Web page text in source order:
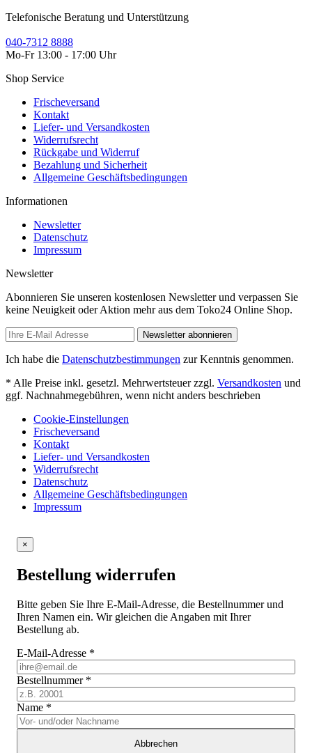
Telefonische Beratung und Unterstützung
040-7312 8888
Mo-Fr 13:00 - 17:00 Uhr
Shop Service
Frischeversand
Kontakt
Liefer- und Versandkosten
Widerrufsrecht
Rückgabe und Widerruf
Bezahlung und Sicherheit
Allgemeine Geschäftsbedingungen
Informationen
Newsletter
Datenschutz
Impressum
Newsletter
Abonnieren Sie unseren kostenlosen Newsletter und verpassen Sie
keine Neuigkeit oder Aktion mehr aus dem Toko24 Online Shop.
Newsletter abonnieren
Ich habe die Datenschutzbestimmungen zur Kenntnis genommen.
* Alle Preise inkl. gesetzl. Mehrwertsteuer zzgl. Versandkosten und
ggf. Nachnahmegebühren, wenn nicht anders beschrieben
Cookie-Einstellungen
Frischeversand
Kontakt
Liefer- und Versandkosten
Widerrufsrecht
Datenschutz
Allgemeine Geschäftsbedingungen
Impressum
×
Bestellung widerrufen
Bitte geben Sie Ihre E-Mail-Adresse, die Bestellnummer und
Ihren Namen ein. Wir gleichen die Angaben mit Ihrer
Bestellung ab.
E-Mail-Adresse *
Bestellnummer *
Name *
Abbrechen